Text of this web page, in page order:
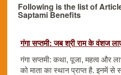
Following is the list of
Saptami Benefits
गंगा सप्तमी: जब श्री राम के वंशज
गंगा सप्तमी: कथा, पूजा, महत्व और
को माता का स्थान प्राप्त है. इनमें